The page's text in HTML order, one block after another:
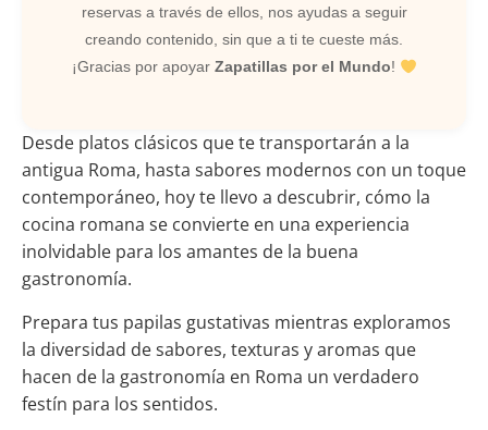
reservas a través de ellos, nos ayudas a seguir
creando contenido, sin que a ti te cueste más.
¡Gracias por apoyar Zapatillas por el Mundo!
Desde platos clásicos que te transportarán a la
antigua Roma, hasta sabores modernos con un toque
contemporáneo, hoy te llevo a descubrir, cómo la
cocina romana se convierte en una experiencia
inolvidable para los amantes de la buena
gastronomía.
Prepara tus papilas gustativas mientras exploramos
la diversidad de sabores, texturas y aromas que
hacen de la gastronomía en Roma un verdadero
festín para los sentidos.